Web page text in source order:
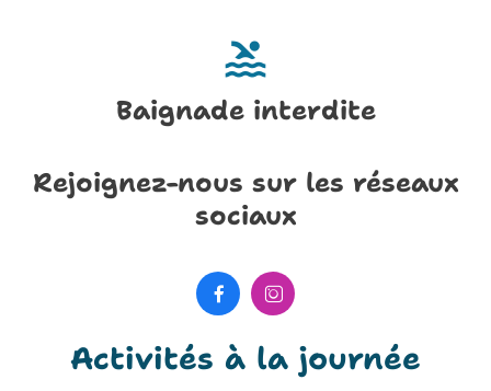
pool
Baignade interdite
Rejoignez-nous sur les réseaux
sociaux
 
Activités à la journée